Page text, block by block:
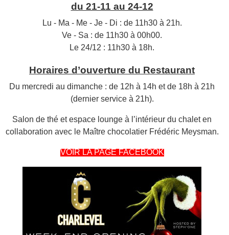
du 21-11 au 24-12
Lu - Ma - Me - Je - Di : de 11h30 à 21h.
Ve - Sa : de 11h30 à 00h00.
Le 24/12 : 11h30 à 18h.
Horaires d’ouverture du Restaurant
Du mercredi au dimanche : de 12h à 14h et de 18h à 21h
(dernier service à 21h).
Salon de thé et espace lounge à l’intérieur du chalet en
collaboration avec le Maître chocolatier Frédéric Meysman.
VOIR LA PAGE FACEBOOK